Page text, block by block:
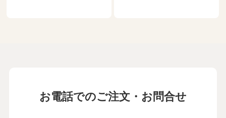
お電話でのご注文・お問合せ